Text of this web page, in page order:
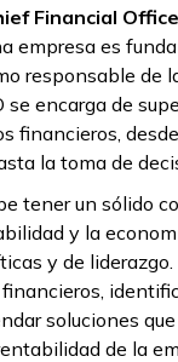
Financial
empresa es
responsable de
se encarga de
financieros,
la toma de
tener un sólido
y la
y de
soluciones
de la